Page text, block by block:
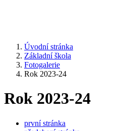
Úvodní stránka
Základní škola
Fotogalerie
Rok 2023-24
Rok 2023-24
první stránka